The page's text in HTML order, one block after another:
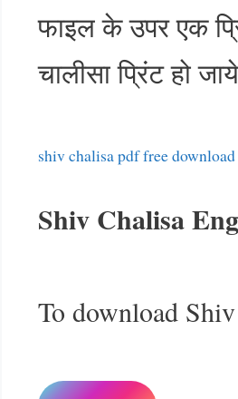
फाइल के उपर एक
चालीसा प्रिंट हो
shiv chalisa pdf free download
Shiv Chalisa
To download